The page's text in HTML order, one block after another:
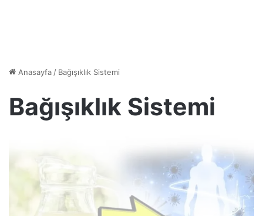
Anasayfa/ Bağışıklık Sistemi
Bağışıklık Sistemi